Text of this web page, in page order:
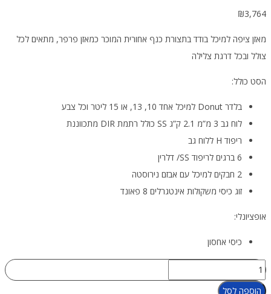
₪3,764
מאזן ציפה למיכל בודד בתצורת כנף אחורית המוכר כמאזן פרפר, מתאים לכל
צולל ובכל דרגת צלילה
הסט כולל:
בלדר Donut למיכל אחד 10, 13, או 15 ליטר וכל צבע
לוח גב 3 מ”מ 2.1 ק”ג SS כולל רתמת DIR מתכווננת
ריפוד H ללוח גב
6 ברגים לריפוד SS/ דלרין
2 חבקים למיכל עם אבזם נירוסטה
זוג כיסי משקולות אינטגרלים 8 פאונד
אופציונלי:
כיסי אחסון
כמות
של
הוספה לסל